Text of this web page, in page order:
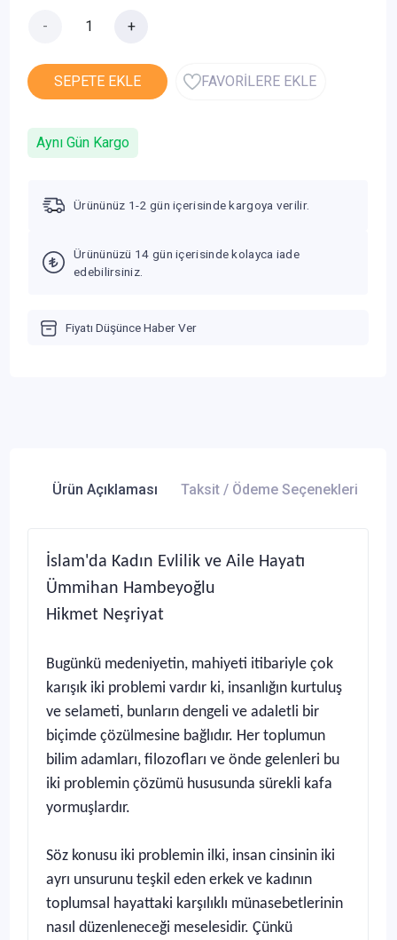
- +
SEPETE EKLE FAVORİLERE EKLE
Aynı Gün Kargo
Ürününüz 1-2 gün içerisinde kargoya verilir.
Ürününüzü 14 gün içerisinde kolayca iade
edebilirsiniz.
Fiyatı Düşünce Haber Ver
Ürün Açıklaması Taksit / Ödeme Seçenekleri
İslam'da Kadın Evlilik ve Aile Hayatı
Ümmihan Hambeyoğlu
Hikmet Neşriyat
Bugünkü medeniyetin, mahiyeti itibariyle çok
karışık iki problemi vardır ki, insanlığın kurtuluş
ve selameti, bunların dengeli ve adaletli bir
biçimde çözülmesine bağlıdır. Her toplumun
bilim adamları, filozofları ve önde gelenleri bu
iki problemin çözümü hususunda sürekli kafa
yormuşlardır.
Söz konusu iki problemin ilki, insan cinsinin iki
ayrı unsurunu teşkil eden erkek ve kadının
toplumsal hayattaki karşılıklı münasebetlerinin
nasıl düzenleneceği meselesidir. Çünkü